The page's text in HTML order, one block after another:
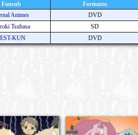
Fansub Formatos
Animes
DVD
Tsubasa
SD
KUN
DVD